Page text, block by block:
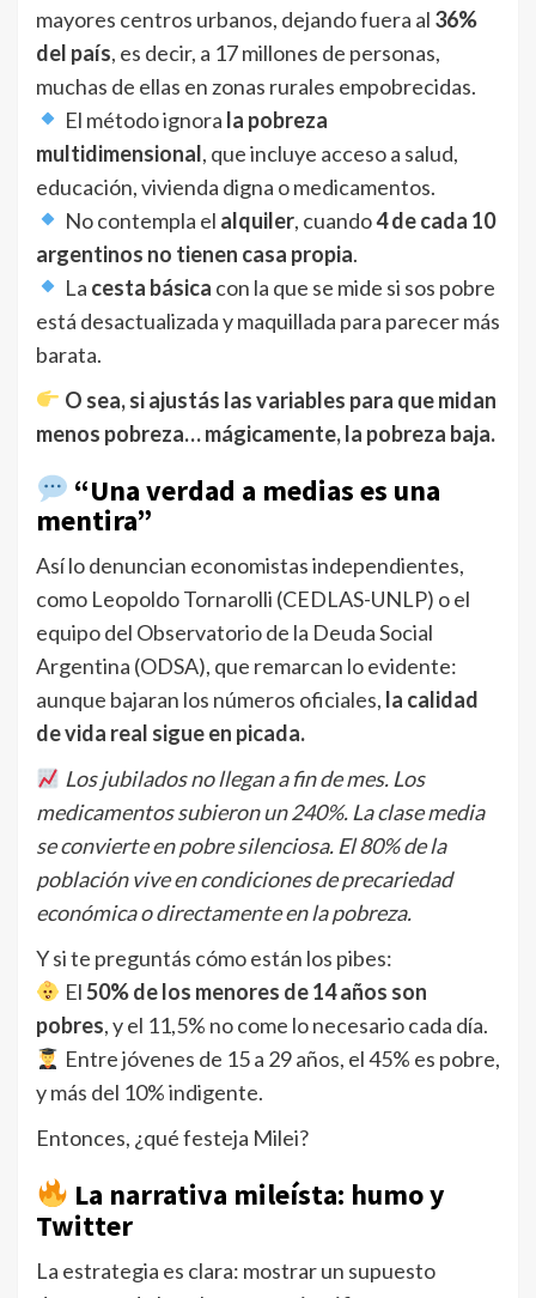
mayores centros urbanos, dejando fuera al 36%
del país, es decir, a 17 millones de personas,
muchas de ellas en zonas rurales empobrecidas.
El método ignora la pobreza
multidimensional, que incluye acceso a salud,
educación, vivienda digna o medicamentos.
No contempla el alquiler, cuando4 de cada 10
argentinos no tienen casa propia.
La cesta básica con la que se mide si sos pobre
está desactualizada y maquillada para parecer más
barata.
O sea, si ajustás las variables para que midan
menos pobreza… mágicamente, la pobreza baja.
“Una verdad a medias es una
mentira”
Así lo denuncian economistas independientes,
como Leopoldo Tornarolli (CEDLAS-UNLP) o el
equipo del Observatorio de la Deuda Social
Argentina (ODSA), que remarcan lo evidente:
aunque bajaran los números oficiales, la calidad
de vida real sigue en picada.
Los jubilados no llegan a fin de mes. Los
medicamentos subieron un 240%. La clase media
se convierte en pobre silenciosa. El 80% de la
población vive en condiciones de precariedad
económica o directamente en la pobreza.
Y si te preguntás cómo están los pibes:
El50% de los menores de 14 años son
pobres, y el 11,5% no come lo necesario cada día.
Entre jóvenes de 15 a 29 años, el 45% es pobre,
y más del 10% indigente.
Entonces, ¿qué festeja Milei?
La narrativa mileísta: humo y
Twitter
La estrategia es clara: mostrar un supuesto